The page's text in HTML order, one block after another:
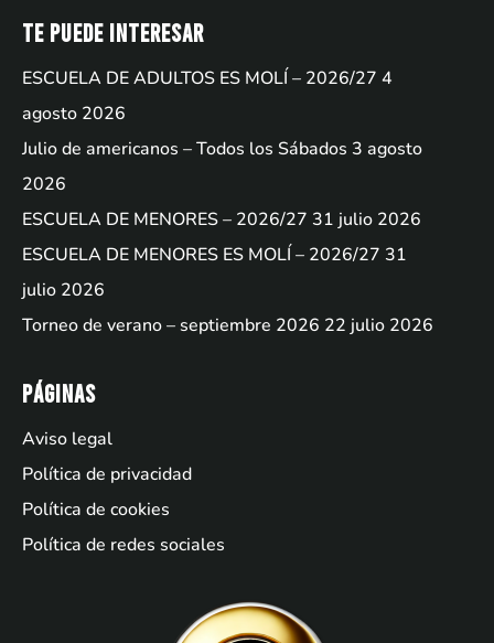
Te puede interesar
ESCUELA DE ADULTOS ES MOLÍ – 2026/27 4
agosto 2026
Julio de americanos – Todos los Sábados 3 agosto
2026
ESCUELA DE MENORES – 2026/27 31 julio 2026
ESCUELA DE MENORES ES MOLÍ – 2026/27 31
julio 2026
Torneo de verano – septiembre 2026 22 julio 2026
Páginas
Aviso legal
Política de privacidad
Política de cookies
Política de redes sociales